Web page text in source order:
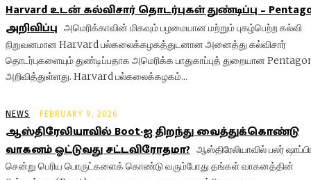
Harvard உடன் கல்விசார் தொடர்புகள் துண்டிப்பு –
அறிவிப்பு அமெரிக்காவின் மிகவும் பழமையான மற்றும் புகழ்பெற்ற கல்வி
நிறுவனமான Harvard பல்கலைக்கழகத்துடனான அனைத்து கல்விசார்
தொடர்புகளையும் துண்டிப்பதாக அமெரிக்க பாதுகாப்புத் துறையான
அறிவித்துள்ளது. Harvard பல்கலைக்கழகம்...
NEWS FEBRUARY 9, 2026
ஆஸ்திரேலியாவில் Boot-ஐ திறந்து வைத்துக்கொண்டு
வாகனம் ஓட்டுவது சட்டவிரோதமா? ஆஸ்திரேலியாவில் பலர்
சென்று பெரிய பொருட்களைக் கொண்டு வரும்போது தங்கள் வாகனத்தின்